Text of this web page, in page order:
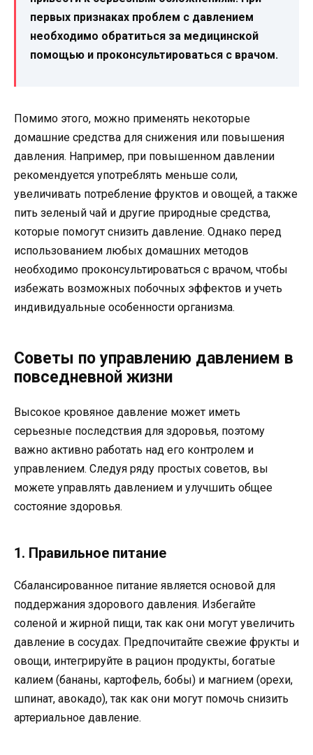
первых признаках проблем с давлением
необходимо обратиться за медицинской
помощью и проконсультироваться с врачом.
Помимо этого, можно применять некоторые
домашние средства для снижения или повышения
давления. Например, при повышенном давлении
рекомендуется употреблять меньше соли,
увеличивать потребление фруктов и овощей, а также
пить зеленый чай и другие природные средства,
которые помогут снизить давление. Однако перед
использованием любых домашних методов
необходимо проконсультироваться с врачом, чтобы
избежать возможных побочных эффектов и учеть
индивидуальные особенности организма.
Советы по управлению давлением в
повседневной жизни
Высокое кровяное давление может иметь
серьезные последствия для здоровья, поэтому
важно активно работать над его контролем и
управлением. Следуя ряду простых советов, вы
можете управлять давлением и улучшить общее
состояние здоровья.
1. Правильное питание
Сбалансированное питание является основой для
поддержания здорового давления. Избегайте
соленой и жирной пищи, так как они могут увеличить
давление в сосудах. Предпочитайте свежие фрукты и
овощи, интегрируйте в рацион продукты, богатые
калием (бананы, картофель, бобы) и магнием (орехи,
шпинат, авокадо), так как они могут помочь снизить
артериальное давление.